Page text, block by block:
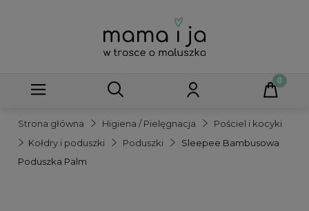
Strona główna Higiena / Pielęgnacja
Pościel i kocyki
Kołdry i poduszki
Poduszki
Sleepee Bambusowa
Poduszka Palm